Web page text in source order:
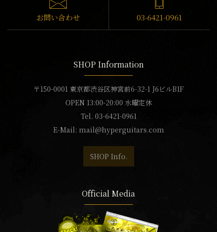
お問い合わせ 03-6421-0961
SHOP Information
〒150-0001 東京都渋谷区神宮前6-32-1 J6ビルB1F
OPEN 13:00-20:00 水曜定休
Tel. 03-6421-0961
E-Mail: mail@hyperguitars.com
SHOP Info.
Official Media